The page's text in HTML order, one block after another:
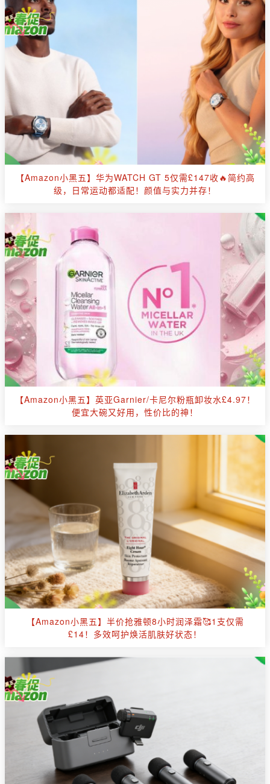
【Amazon小黑五】华为WATCH GT 5仅需£147收🔥简约高
级，日常运动都适配！颜值与实力并存！
【Amazon小黑五】英亚Garnier/卡尼尔粉瓶卸妆水£4.97！
便宜大碗又好用，性价比的神！
【Amazon小黑五】半价抢雅顿8小时润泽霜🥰1支仅需
£14！多效呵护焕活肌肤好状态！